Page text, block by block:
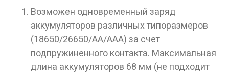
Возможен одновременный заряд
аккумуляторов различных типоразмеров
(18650/26650/АА/ААА) за счет
подпружиненного контакта. Максимальная
длина аккумуляторов 68 мм (не подходит